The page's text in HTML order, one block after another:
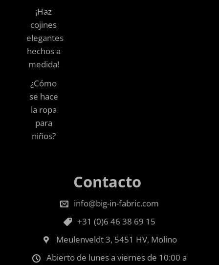
¡Haz
cojines
elegantes
hechos a
medida!
¿Cómo
se hace
la ropa
para
niños?
Contacto
info@big-in-fabric.com
+31 (0)6 46 38 69 15
Meulenveldt 3, 5451 HV, Molino
Abierto de lunes a viernes de 10:00 a